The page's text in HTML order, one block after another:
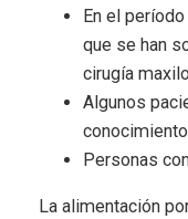
En el
que se han
cirugía
Algunos
Personas
La alimentación